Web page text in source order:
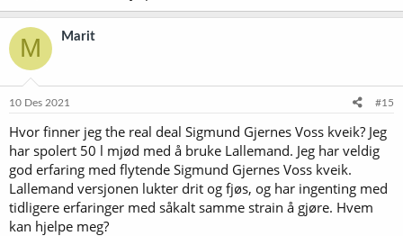
M Marit
10 Des 2021 #15
Hvor finner jeg the real deal Sigmund Gjernes Voss kveik? Jeg
har spolert 50 l mjød med å bruke Lallemand. Jeg har veldig
god erfaring med flytende Sigmund Gjernes Voss kveik.
Lallemand versjonen lukter drit og fjøs, og har ingenting med
tidligere erfaringer med såkalt samme strain å gjøre. Hvem
kan hjelpe meg?